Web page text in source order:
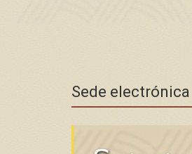
Sede electrónica